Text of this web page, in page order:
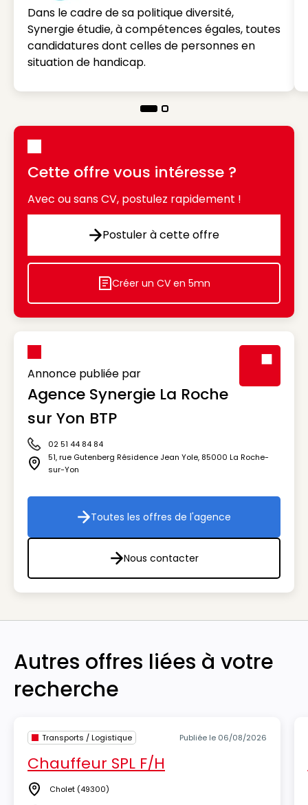
Dans le cadre de sa politique diversité,
Synergie étudie, à compétences égales, toutes
candidatures dont celles de personnes en
situation de handicap.
Cette offre vous intéresse ?
Avec ou sans CV, postulez rapidement !
Postuler à cette offre
Postuler à cette offre
Icon decorative
Créer un CV en 5mn
Annonce publiée par
Agence Synergie La Roche
sur Yon BTP
Icône téléphone
02 51 44 84 84
Icône adresse
51, rue Gutenberg Résidence Jean Yole, 85000 La Roche-
sur-Yon
Toutes les offres de l'agence
Toutes les offres de l'agence
Nous contacter
Nous contacter
Autres offres liées à votre
recherche
Transports / Logistique Publiée le 06/08/2026
Chauffeur SPL F/H
Lieu Cholet (49300)